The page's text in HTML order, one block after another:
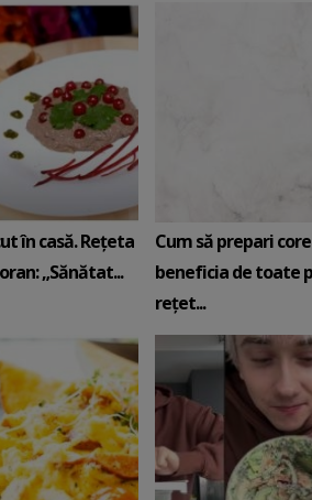
în casă. Rețeta
„Sănătat...
Cum să prepari
beneficia de toate
rețet...